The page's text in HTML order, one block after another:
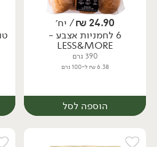
יח׳
24.90
₪/ יח׳
6 לחמניות אצבע -
LESS&MORE
390 גרם
6.38 ₪ ל-100 גרם
הוספה לסל